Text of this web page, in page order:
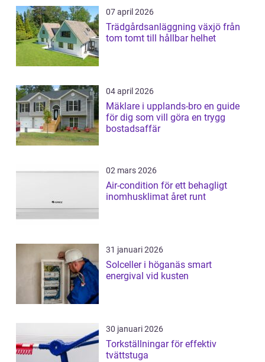
07 april 2026
Trädgårdsanläggning växjö från
tom tomt till hållbar helhet
04 april 2026
Mäklare i upplands-bro en guide
för dig som vill göra en trygg
bostadsaffär
02 mars 2026
Air-condition för ett behagligt
inomhusklimat året runt
31 januari 2026
Solceller i höganäs smart
energival vid kusten
30 januari 2026
Torkställningar för effektiv
tvättstuga